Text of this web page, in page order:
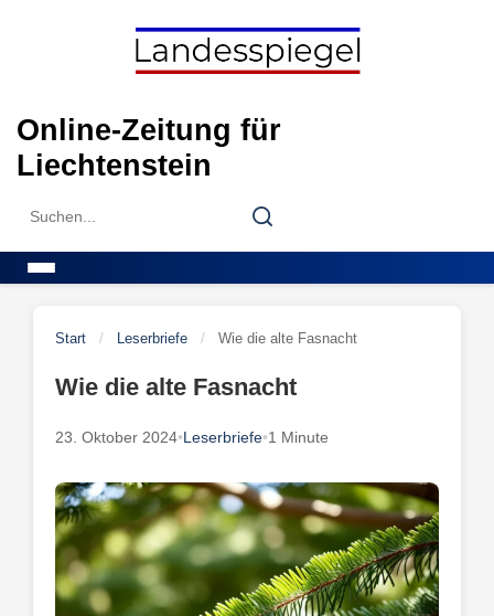
Online-Zeitung für
Liechtenstein
Search
Search
Start / Leserbriefe / Wie die alte Fasnacht
Wie die alte Fasnacht
23. Oktober 2024•Leserbriefe•1 Minute